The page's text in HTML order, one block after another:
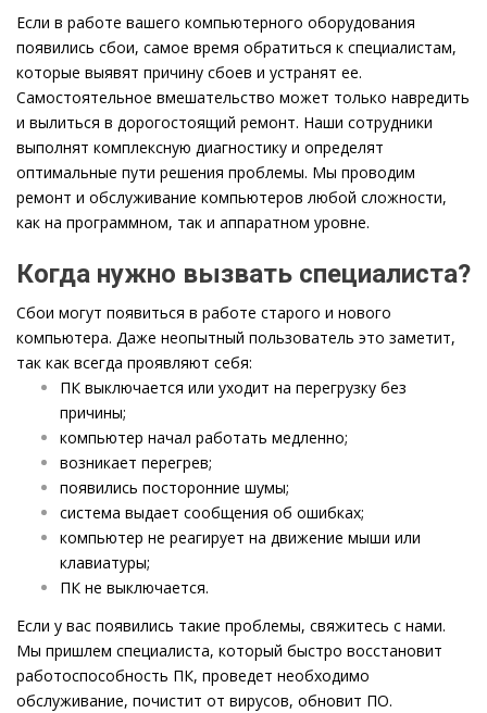
Если в работе вашего компьютерного оборудования
появились сбои, самое время обратиться к специалистам,
которые выявят причину сбоев и устранят ее.
Самостоятельное вмешательство может только навредить
и вылиться в дорогостоящий ремонт. Наши сотрудники
выполнят комплексную диагностику и определят
оптимальные пути решения проблемы. Мы проводим
ремонт и обслуживание компьютеров любой сложности,
как на программном, так и аппаратном уровне.
Когда нужно вызвать специалиста?
Сбои могут появиться в работе старого и нового
компьютера. Даже неопытный пользователь это заметит,
так как всегда проявляют себя:
ПК выключается или уходит на перегрузку без
причины;
компьютер начал работать медленно;
возникает перегрев;
появились посторонние шумы;
система выдает сообщения об ошибках;
компьютер не реагирует на движение мыши или
клавиатуры;
ПК не выключается.
Если у вас появились такие проблемы, свяжитесь с нами.
Мы пришлем специалиста, который быстро восстановит
работоспособность ПК, проведет необходимо
обслуживание, почистит от вирусов, обновит ПО.